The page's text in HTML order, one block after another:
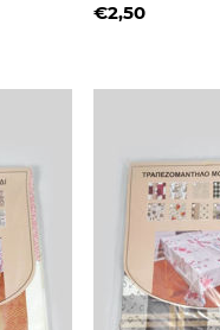
€2,50